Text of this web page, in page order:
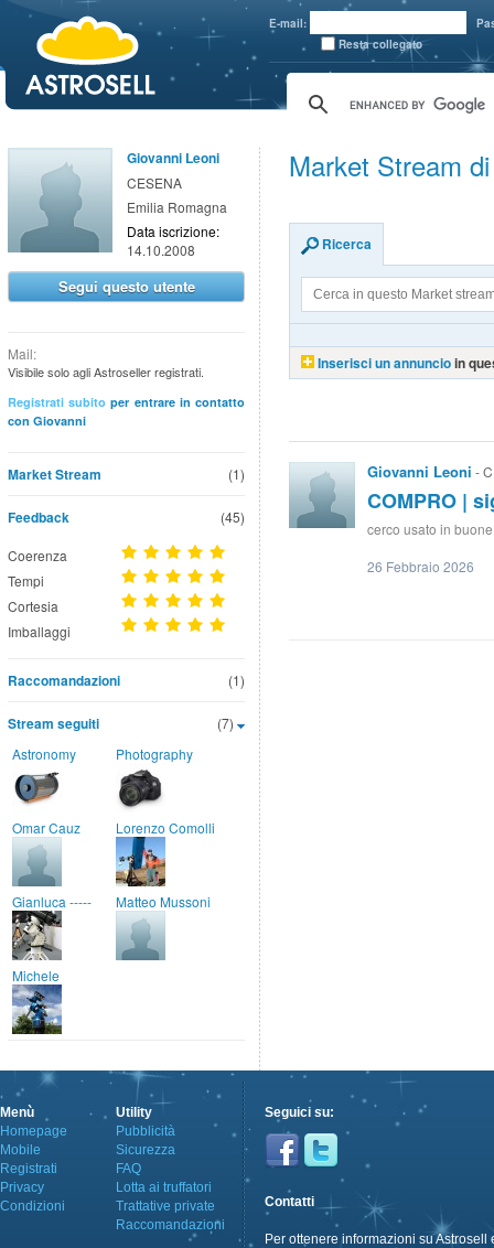
E-mail:
Resta collegato
Giovanni Leoni
CESENA
Emilia Romagna
Data iscrizione:
14.10.2008
Segui questo utente
Mail:
Visibile solo agli Astroseller registrati.
Registrati subito per entrare in contatto
con Giovanni
(1)
Market Stream
Feedback (45)
Coerenza
Tempi
Cortesia
Imballaggi
(1)
Raccomandazioni
(7)
Stream seguiti
Astronomy Photography
Omar Cauz Lorenzo Comolli
Gianluca ----- Matteo Mussoni
Michele
Market Stream
Ricerca
Inserisci un annuncioin
Giovanni Leoni -
COMPRO |
cerco usato in
26 Febbraio 2026
Menù
Homepage
Mobile
Registrati
Privacy
Condizioni
Utility
Pubblicità
Sicurezza
FAQ
Lotta ai truffatori
Trattative private
Raccomandazioni
Seguici su:
Contatti
Per ottenere informazioni su Astrosell